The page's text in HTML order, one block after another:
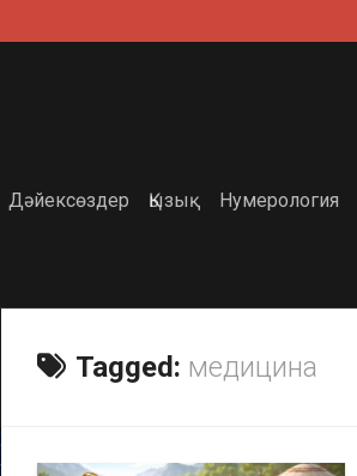
Дәйексөздер Қызық Нумерология
Tagged: медицина